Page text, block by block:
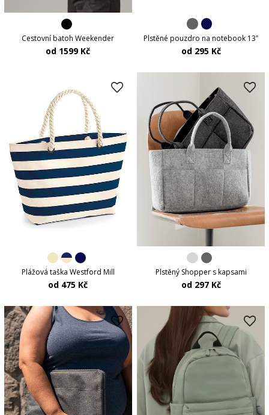
Cestovní batoh Weekender
od 1599 Kč
Plstěné pouzdro na notebook 13ˮ
od 295 Kč
Plážová taška Westford Mill
od 475 Kč
Plstěný Shopper s kapsami
od 297 Kč